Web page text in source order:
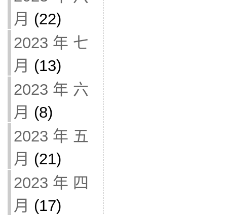
月 (22)
2023 年 七
月 (13)
2023 年 六
月 (8)
2023 年 五
月 (21)
2023 年 四
月 (17)